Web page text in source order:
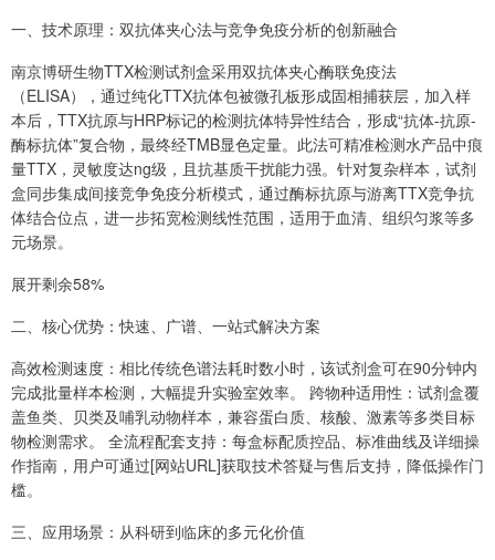
一、技术原理：双抗体夹心法与竞争免疫分析的创新融合
南京博研生物TTX检测试剂盒采用双抗体夹心酶联免疫法
（ELISA），通过纯化TTX抗体包被微孔板形成固相捕获层，加入样
本后，TTX抗原与HRP标记的检测抗体特异性结合，形成“抗体-抗原-
酶标抗体”复合物，最终经TMB显色定量。此法可精准检测水产品中痕
量TTX，灵敏度达ng级，且抗基质干扰能力强。针对复杂样本，试剂
盒同步集成间接竞争免疫分析模式，通过酶标抗原与游离TTX竞争抗
体结合位点，进一步拓宽检测线性范围，适用于血清、组织匀浆等多
元场景。
展开剩余58%
二、核心优势：快速、广谱、一站式解决方案
高效检测速度：相比传统色谱法耗时数小时，该试剂盒可在90分钟内
完成批量样本检测，大幅提升实验室效率。 跨物种适用性：试剂盒覆
盖鱼类、贝类及哺乳动物样本，兼容蛋白质、核酸、激素等多类目标
物检测需求。 全流程配套支持：每盒标配质控品、标准曲线及详细操
作指南，用户可通过[网站URL]获取技术答疑与售后支持，降低操作门
槛。
三、应用场景：从科研到临床的多元化价值